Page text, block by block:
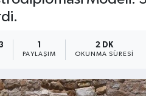
PAYLAŞIM
2 DK
OKUNMA SÜRESI